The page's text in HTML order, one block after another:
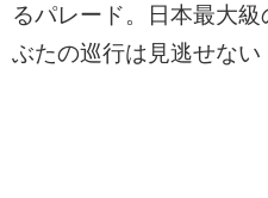
るパレード。日本最大
ぶたの巡行は見逃せない